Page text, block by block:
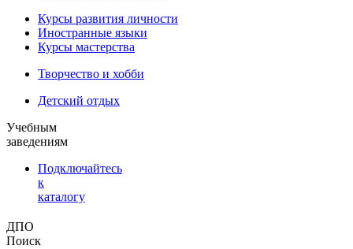
Курсы развития личности
Иностранные языки
Курсы мастерства
Творчество и хобби
Детский отдых
Учебным
заведениям
Подключайтесь
к
каталогу
ДПО
Поиск